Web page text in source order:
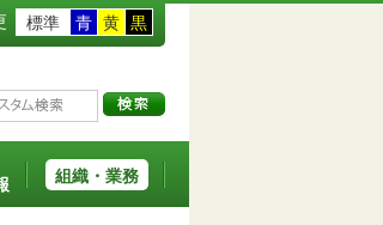
標準 青 黄 黒
組織・業務